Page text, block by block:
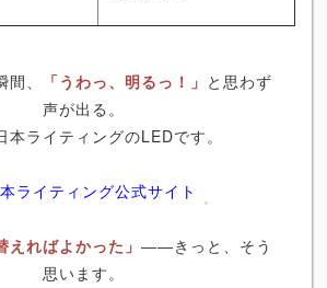
、 「うわっ、明るっ！」 と思わず
声が出る。
本ライティングのLEDです。
ライティング公式サイト
えればよかった」 ――きっと、そう
思います。